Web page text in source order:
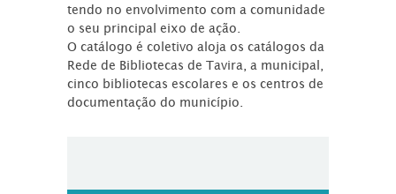
tendo no envolvimento com a comunidade
o seu principal eixo de ação.
O catálogo é coletivo aloja os catálogos da
Rede de Bibliotecas de Tavira, a municipal,
cinco bibliotecas escolares e os centros de
documentação do município.